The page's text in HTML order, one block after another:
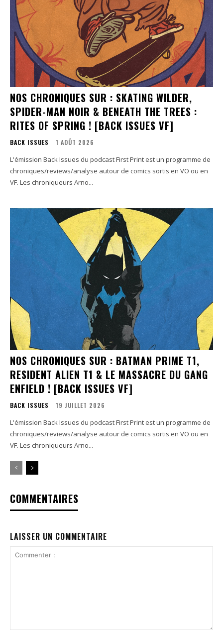
NOS CHRONIQUES SUR : SKATING WILDER,
SPIDER-MAN NOIR & BENEATH THE TREES :
RITES OF SPRING ! [BACK ISSUES VF]
BACK ISSUES 1 AOÛT 2026
L'émission Back Issues du podcast First Print est un programme de
chroniques/reviews/analyse autour de comics sortis en VO ou en
VF. Les chroniqueurs Arno...
NOS CHRONIQUES SUR : BATMAN PRIME T1,
RESIDENT ALIEN T1 & LE MASSACRE DU GANG
ENFIELD ! [BACK ISSUES VF]
BACK ISSUES 19 JUILLET 2026
L'émission Back Issues du podcast First Print est un programme de
chroniques/reviews/analyse autour de comics sortis en VO ou en
VF. Les chroniqueurs Arno...
COMMENTAIRES
LAISSER UN COMMENTAIRE